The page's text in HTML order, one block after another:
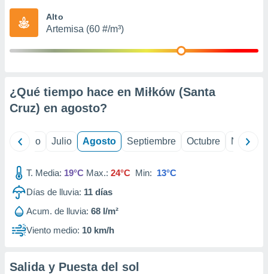
de
1199
Alto
Artemisa (60 #/m³)
¿Qué tiempo hace en Miłków (Santa
Cruz) en agosto?
Junio Julio Agosto Septiembre Octubre
T. Media: 19°C Max.: 24°C Min: 13°C
Días de lluvia: 11 días
Acum. de lluvia: 68 l/m²
Viento medio: 10 km/h
Salida y Puesta del sol